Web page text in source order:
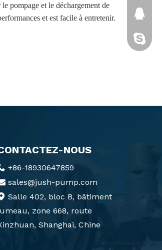
pompage et le déchargement de
et est facile à entretenir.
NOUS
+86-18930647859
sales@jush-pump.com
Salle 402, bloc B, bâtiment
zone 668, route
Shanghai, Chine
cixi-kitty